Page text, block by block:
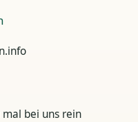
mal bei uns rein